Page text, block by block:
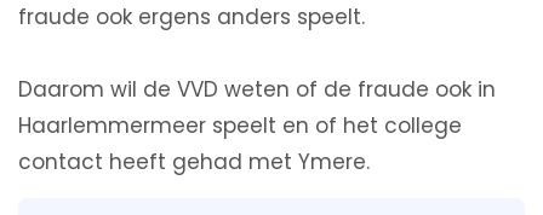
fraude ook ergens anders speelt.
Daarom wil de VVD weten of de fraude ook in
Haarlemmermeer speelt en of het college
contact heeft gehad met Ymere.